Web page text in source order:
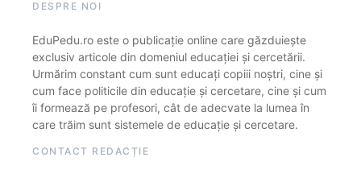
DESPRE NOI
EduPedu.ro este o publicație online care găzduiește
exclusiv articole din domeniul educației și cercetării.
Urmărim constant cum sunt educați copiii noștri, cine și
cum face politicile din educație și cercetare, cine și cum
îi formează pe profesori, cât de adecvate la lumea în
care trăim sunt sistemele de educație și cercetare.
CONTACT REDACȚIE